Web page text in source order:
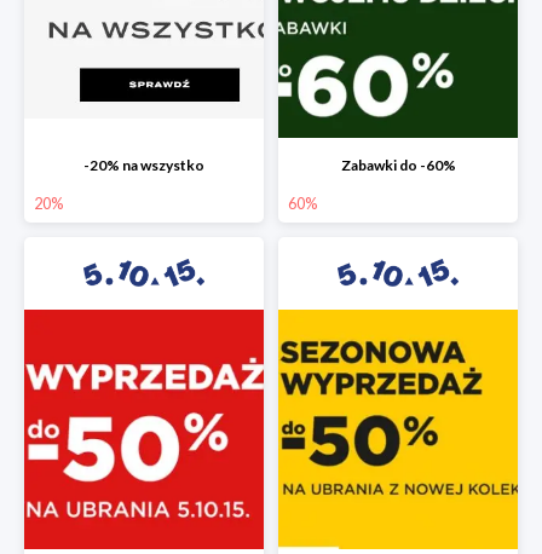
-20% na wszystko
20%
Zabawki do -60%
60%